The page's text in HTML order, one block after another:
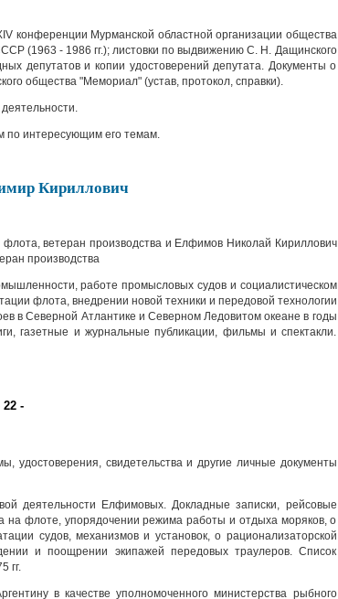
конференции Мурманской областной организации общества
(1963 - 1986 гг.); листовки по выдвижению С. Н. Дащинского
депутатов и копии удостоверений депутата. Документы о
общества "Мемориал" (устав, протокол, справки).
по интересующим его темам.
Кириллович
ветеран производства и Елфимов Николай Кириллович
производства
работе промысловых судов и социалистическом
флота, внедрении новой техники и передовой технологии
в Северной Атлантике и Северном Ледовитом океане в годы
газетные и журнальные публикации, фильмы и спектакли.
22 -
удостоверения, свидетельства и другие личные документы
деятельности Елфимовых. Докладные записки, рейсовые
на флоте, упорядочении режима работы и отдыха моряков, о
судов, механизмов и установок, о рационализаторской
и поощрении экипажей передовых траулеров. Список
гг.
в качестве уполномоченного министерства рыбного